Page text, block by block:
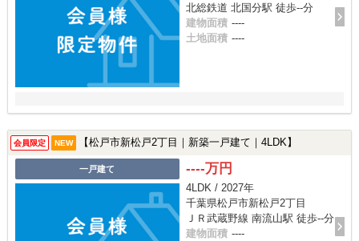
北総鉄道 北国分駅 徒歩--分
建物面積 ----
土地面積 ----
会員限定 NEW 【松戸市新松戸2丁目｜新築一戸建て｜4LDK】
一戸建て ----万円
4LDK / 2027年
千葉県松戸市新松戸2丁目
ＪＲ武蔵野線 南流山駅 徒歩--分
建物面積 ----